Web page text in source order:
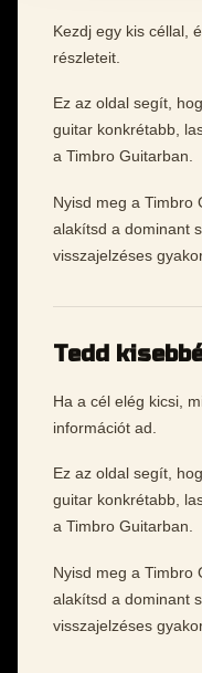
Kezdj egy kis céllal,
részleteit.
Ez az oldal segít,
guitar konkrétabb,
a Timbro Guitarban.
Nyisd meg a Timbro
alakítsd a dominant
visszajelzéses
Tedd
Ha a cél elég kicsi,
információt ad.
Ez az oldal segít,
guitar konkrétabb,
a Timbro Guitarban.
Nyisd meg a Timbro
alakítsd a dominant
visszajelzéses